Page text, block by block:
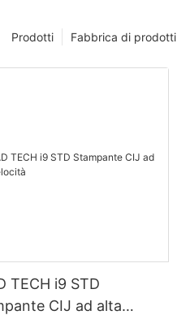
Fabbrica di prodotti
Prodotti
TECH i9 STD
CIJ ad alta